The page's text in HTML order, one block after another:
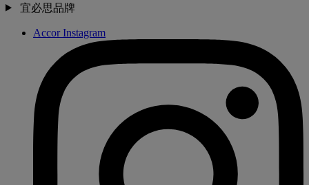
宜必思品牌
Accor Instagram